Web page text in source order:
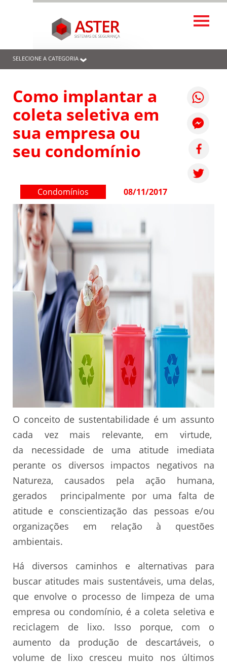
SELECIONE A CATEGORIA
Como implantar a
coleta seletiva em
sua empresa ou
seu condomínio
Condomínios 08/11/2017
O conceito de sustentabilidade é um assunto
cada vez mais relevante, em virtude,
da necessidade de uma atitude imediata
perante os diversos impactos negativos na
Natureza, causados pela ação humana,
gerados principalmente por uma falta de
atitude e conscientização das pessoas e/ou
organizações em relação à questões
ambientais.
Há diversos caminhos e alternativas para
buscar atitudes mais sustentáveis, uma delas,
que envolve o processo de limpeza de uma
empresa ou condomínio, é a coleta seletiva e
reciclagem de lixo. Isso porque, com o
aumento da produção de descartáveis, o
volume de lixo cresceu muito nos últimos